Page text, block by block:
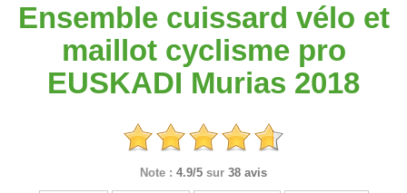
Ensemble cuissard vélo et
maillot cyclisme pro
EUSKADI Murias 2018
Note : 4.9/5 sur 38 avis